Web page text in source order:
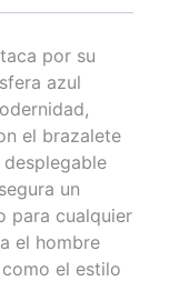
por su
azul
el brazalete
un
para cualquier
el hombre
el estilo